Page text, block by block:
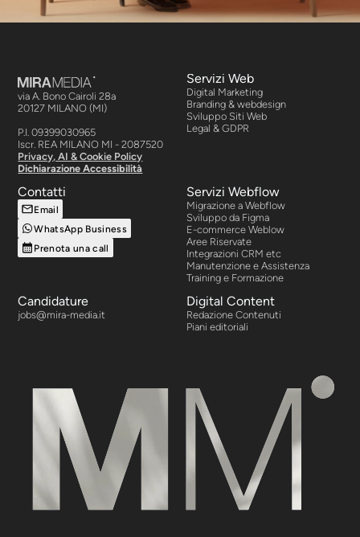
Servizi Web
Digital Marketing
Branding & webdesign
Sviluppo Siti Web
Legal & GDPR
via A. Bono Cairoli 28a
20127 MILANO (MI)
P.I. 09399030965
Iscr. REA MILANO MI - 2087520
Privacy, AI & Cookie Policy
Dichiarazione Accessibilità
Servizi Webflow
Migrazione a Webflow
Sviluppo da Figma
E-commerce Weblow
Aree Riservate
Integrazioni CRM etc
Manutenzione e Assistenza
Training e Formazione
Digital Content
Redazione Contenuti
Piani editoriali
Contatti
Email
WhatsApp Business
Prenota una call
Candidature
jobs@mira-media.it